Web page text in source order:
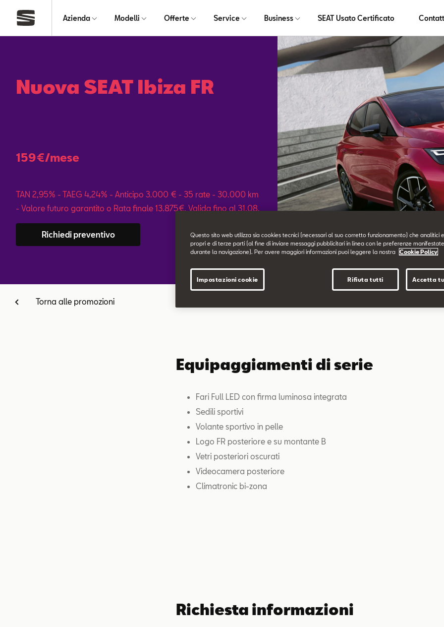
Azienda Modelli Offerte Service Business SEAT Usato Certificato
Nuova SEAT Ibiza FR
159€/mese
TAN 2,95% - TAEG 4,24% - Anticipo 3.000 € - 35 rate - 30.000 km
- Valore futuro garantito o Rata finale 13.875€. Valida fino al 31.08.
Richiedi preventivo
Torna alle promozioni
Equipaggiamenti di serie
Fari Full LED con firma luminosa integrata
Sedili sportivi
Volante sportivo in pelle
Logo FR posteriore e su montante B
Vetri posteriori oscurati
Videocamera posteriore
Climatronic bi-zona
Richiesta informazioni
Questo sito web utilizza sia cookies tecnici (necessari al suo corretto funzionamento) che analitici
propri e di terze parti (al fine di inviare messaggi pubblicitari in linea con le preferenze
durante la navigazione). Per avere maggiori informazioni puoi leggere la nostra
Cookie Policy
Rifiuta tutti Accetta
Impostazioni cookie